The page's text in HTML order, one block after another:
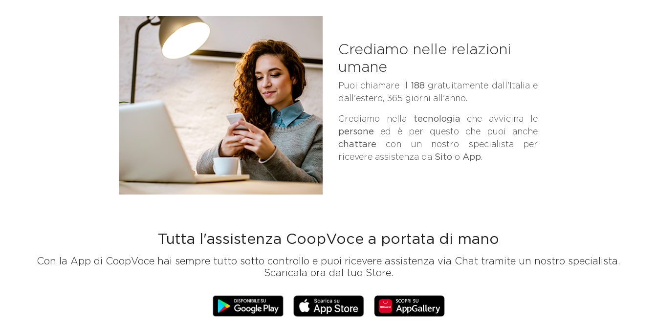
Crediamo nelle relazioni
umane
Puoi chiamare il 188 gratuitamente dall'Italia e
dall'estero, 365 giorni all'anno.
Crediamo nella tecnologia che avvicina le
persone ed è per questo che puoi anche
chattare con un nostro specialista per
ricevere assistenza da Sito o App.
Tutta l'assistenza CoopVoce a portata di mano
Con la App di CoopVoce hai sempre tutto sotto controllo e puoi ricevere assistenza via Chat tramite un nostro specialista.
Scaricala ora dal tuo Store.